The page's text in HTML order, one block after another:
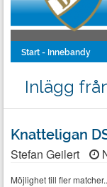
Start - Innebandy
Inlägg
Knatteligan
Stefan Geilert
Möjlighet till fler